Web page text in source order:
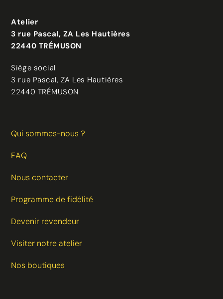
Atelier
3 rue Pascal, ZA Les Hautières
22440 TRÉMUSON
Siège social
3 rue Pascal, ZA Les Hautières
22440 TRÉMUSON
Qui sommes-nous ?
FAQ
Nous contacter
Programme de fidélité
Devenir revendeur
Visiter notre atelier
Nos boutiques